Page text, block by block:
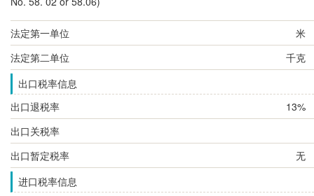
法定第一单位
米
法定第二单位
千克
出口税率信息
出口退税率
13%
出口关税率
出口暂定税率
无
进口税率信息